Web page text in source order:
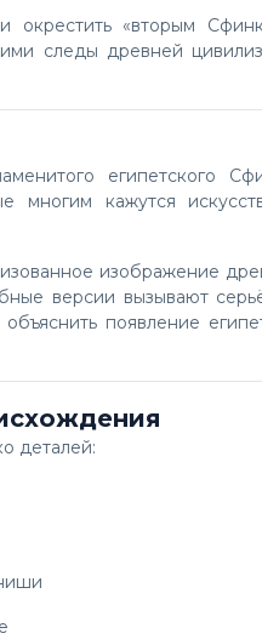
следы древней
многим кажутся
версии вызывают
появление
деталей: